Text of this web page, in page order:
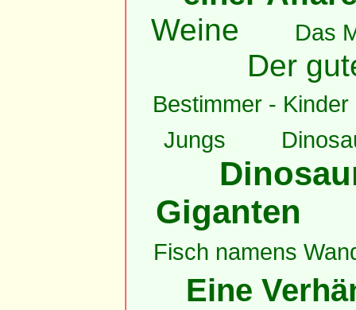
Weine Das
Der
Bestimmer -
Jungs
Giganten
Fisch namens
Eine